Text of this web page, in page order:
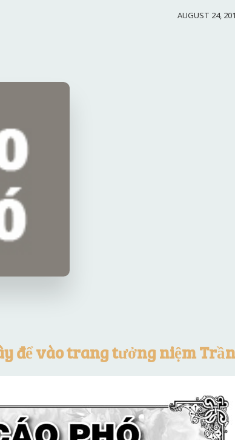
AUGUST 24,
để vào trang tưởng niệm